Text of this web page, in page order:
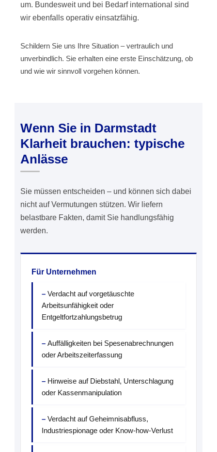
um. Bundesweit und bei Bedarf international sind
wir ebenfalls operativ einsatzfähig.
Schildern Sie uns Ihre Situation – vertraulich und
unverbindlich. Sie erhalten eine erste Einschätzung, ob
und wie wir sinnvoll vorgehen können.
Wenn Sie in Darmstadt
Klarheit brauchen: typische
Anlässe
Sie müssen entscheiden – und können sich dabei
nicht auf Vermutungen stützen. Wir liefern
belastbare Fakten, damit Sie handlungsfähig
werden.
Für Unternehmen
Verdacht auf vorgetäuschte
Arbeitsunfähigkeit oder
Entgeltfortzahlungsbetrug
Auffälligkeiten bei Spesenabrechnungen
oder Arbeitszeiterfassung
Hinweise auf Diebstahl, Unterschlagung
oder Kassenmanipulation
Verdacht auf Geheimnisabfluss,
Industriespionage oder Know-how-Verlust